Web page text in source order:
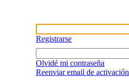
Registrarse
Olvidé mi contraseña
Reenviar email de activación